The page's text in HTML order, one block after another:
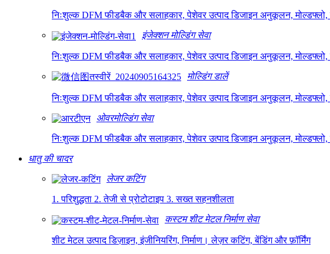
निःशुल्क DFM फीडबैक और सलाहकार, पेशेवर उत्पाद डिजाइन अनुकूलन,
इंजेक्शन मोल्डिंग सेवा
निःशुल्क DFM फीडबैक और सलाहकार, पेशेवर उत्पाद डिजाइन अनुकूलन,
मोल्डिंग डालें
निःशुल्क DFM फीडबैक और सलाहकार, पेशेवर उत्पाद डिजाइन अनुकूलन,
ओवरमोल्डिंग सेवा
निःशुल्क DFM फीडबैक और सलाहकार, पेशेवर उत्पाद डिजाइन अनुकूलन,
धातु की चादर
लेजर कटिंग
1. परिशुद्धता 2. तेजी से प्रोटोटाइप 3. सख्त सहनशीलता
कस्टम शीट मेटल निर्माण सेवा
शीट मेटल उत्पाद डिज़ाइन, इंजीनियरिंग, निर्माण। लेज़र कटिंग, बेंडिंग और फ़ॉर्मिंग